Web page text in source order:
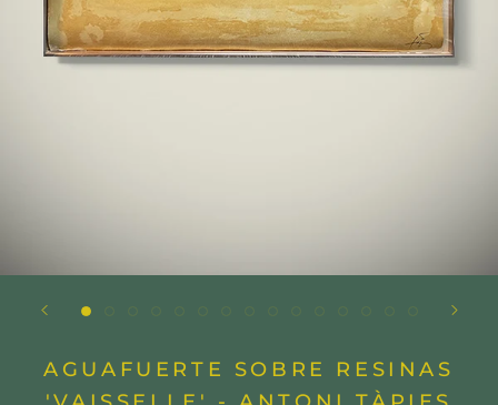
AGUAFUERTE SOBRE RESINAS